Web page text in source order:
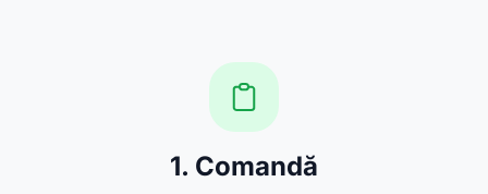
1. Comandă